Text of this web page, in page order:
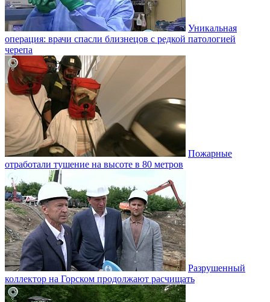
Уникальная
операция: врачи спасли близнецов с редкой патологией
черепа
Пожарные
отработали тушение на высоте в 80 метров
Разрушенный
коллектор на Горском продолжают расчищать